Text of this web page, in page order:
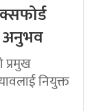
अनुभव
प्रमुख
नियुक्त